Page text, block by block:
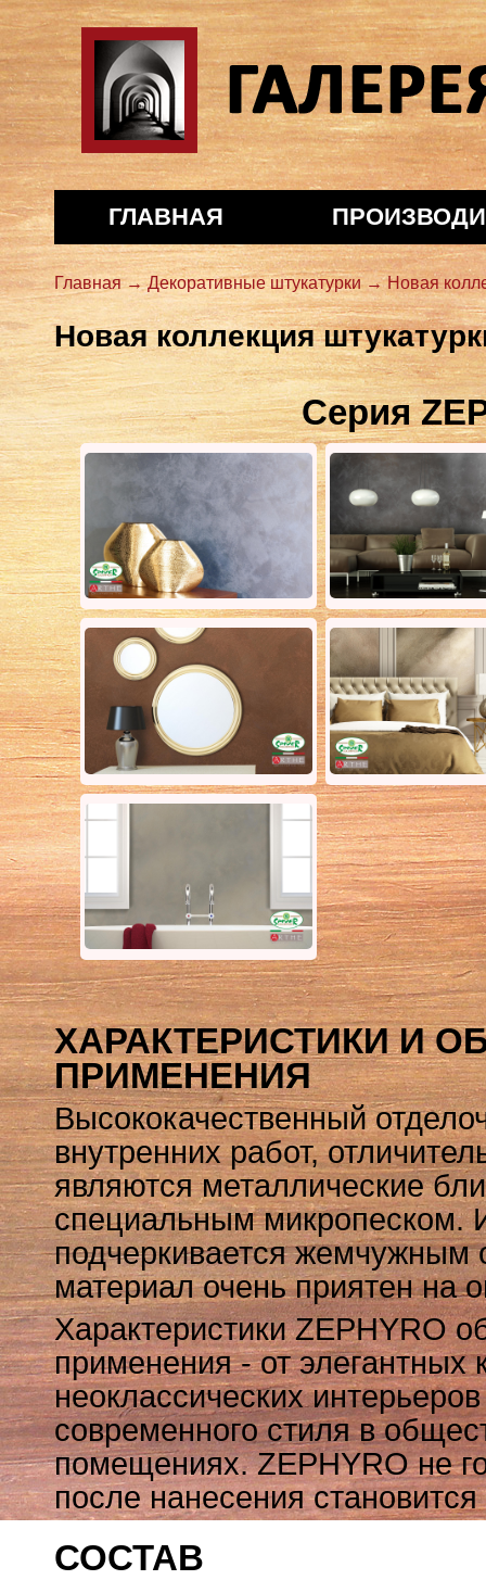
Галерея декора
ГЛАВНАЯ
Главная → Декоративные штукатурки → Новая
Новая коллекция
Серия
ХАРАКТЕРИСТИКИ И
ПРИМЕНЕНИЯ
Высококачественный
внутренних работ,
являются металлические
специальным микропеском.
подчеркивается жемчужным
материал очень приятен на
Характеристики ZEPHYRO
применения - от элегантных
неоклассических
современного стиля в
помещениях. ZEPHYRO не
после нанесения
СОСТАВ